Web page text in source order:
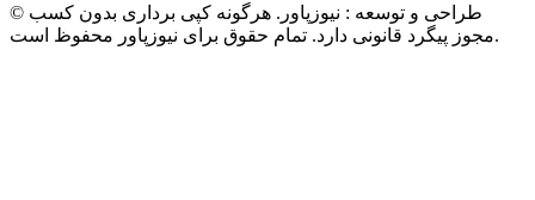
© طراحی و توسعه : نیوزپاور. هرگونه کپی برداری بدون کسب
مجوز پیگرد قانونی دارد. تمام حقوق برای نیوزپاور محفوظ است.